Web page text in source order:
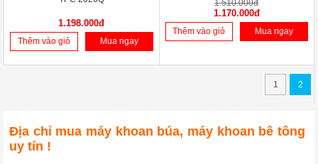
1.198.000đ
Thêm vào giỏ Mua ngay
1.510.000đ
1.170.000đ
Thêm vào giỏ Mua ngay
1 2
Địa chỉ mua máy khoan búa, máy khoan bê tông
uy tín !